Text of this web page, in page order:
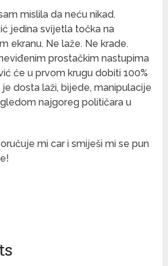
mislila da neću nikad.
jedina svijetla točka na
ekranu. Ne laže. Ne krade.
prostačkim nastupima
će u prvom krugu dobiti 100%
dosta laži, bijede, manipulacije
najgoreg političara u
mi car i smiješi mi se pun